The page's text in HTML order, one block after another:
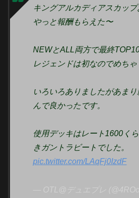
キングアルカディアスカップ
やっと報酬もらえた〜
NEWとALL両方で最終
レジェンドは初なのでめちゃ
いろいろありましたがあま
んで良かったです。
使用デッキはレート1600く
きガントラビートでした。
pic.twitter.com/LAqFj0IzdF
— OTL@デュエプレ